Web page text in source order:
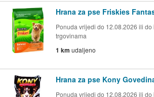
Hrana za pse Friskies
Ponuda vrijedi do 12.08.2026 ili do
trgovinama
1 km udaljeno
Hrana za pse Kony
Ponuda vrijedi do 12.08.2026 ili do